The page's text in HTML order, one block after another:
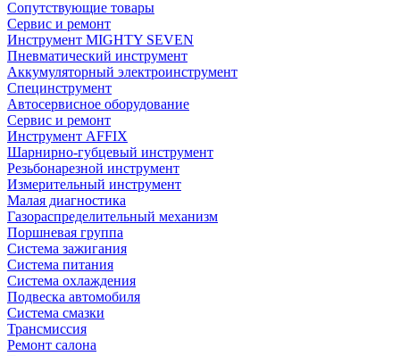
Сопутствующие товары
Сервис и ремонт
Инструмент MIGHTY SEVEN
Пневматический инструмент
Аккумуляторный электроинструмент
Специнструмент
Автосервисное оборудование
Сервис и ремонт
Инструмент AFFIX
Шарнирно-губцевый инструмент
Резьбонарезной инструмент
Измерительный инструмент
Малая диагностика
Газораспределительный механизм
Поршневая группа
Система зажигания
Система питания
Система охлаждения
Подвеска автомобиля
Система смазки
Трансмиссия
Ремонт салона